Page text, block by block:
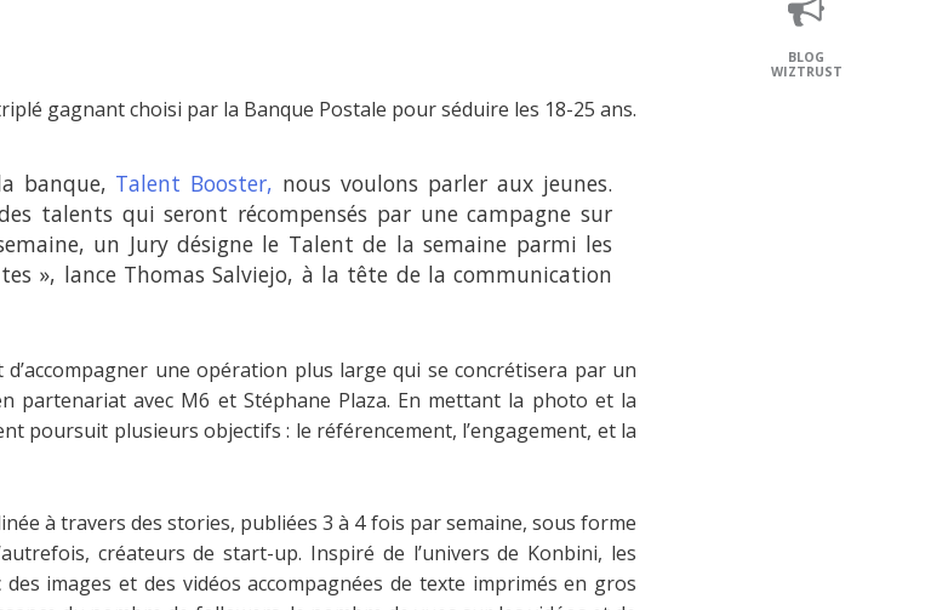
BLOG
WIZTRUST
gagnant choisi par la Banque Postale pour séduire les 18-25 ans.
banque, Talent Booster, nous voulons parler aux jeunes.
talents qui seront récompensés par une campagne sur
un Jury désigne le Talent de la semaine parmi les
», lance Thomas Salviejo, à la tête de la communication
une opération plus large qui se concrétisera par un
partenariat avec M6 et Stéphane Plaza. En mettant la photo et la
poursuit plusieurs objectifs : le référencement, l’engagement, et la
à travers des stories, publiées 3 à 4 fois par semaine, sous forme
créateurs de start-up. Inspiré de l’univers de Konbini, les
images et des vidéos accompagnées de texte imprimés en gros